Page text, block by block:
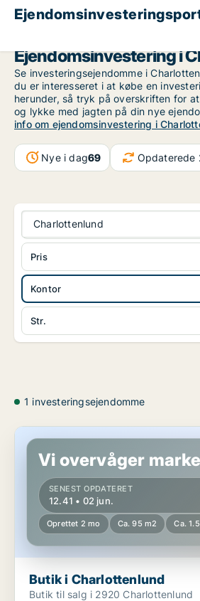
Ejendomsinvestering i
Se investeringsejendomme i
du er interesseret i at købe en
herunder, så tryk på overskriften for
og lykke med jagten på din nye
info om ejendomsinvestering i
Nye i dag69 Opdaterede
Charlottenlund
Kontor
Str.
Pris
1 investeringsejendomme
Butik i Charlottenlund
Vi overvåger
SENEST OPDATERET
12.41 • 02 jun.
Oprettet 2 mo Ca. 95 m2 Ca.
Butik i Charlottenlund
Butik til salg i 2920 Charlottenlund